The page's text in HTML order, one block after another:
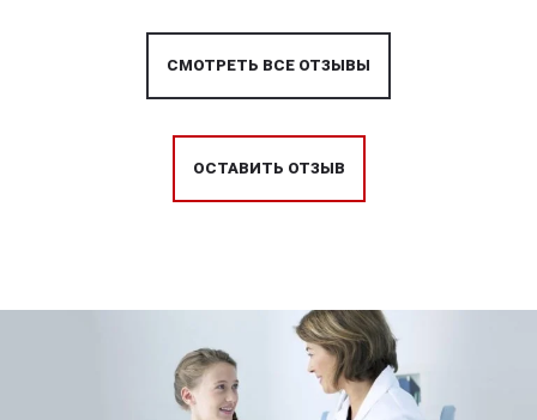
СМОТРЕТЬ ВСЕ ОТЗЫВЫ
ОСТАВИТЬ ОТЗЫВ